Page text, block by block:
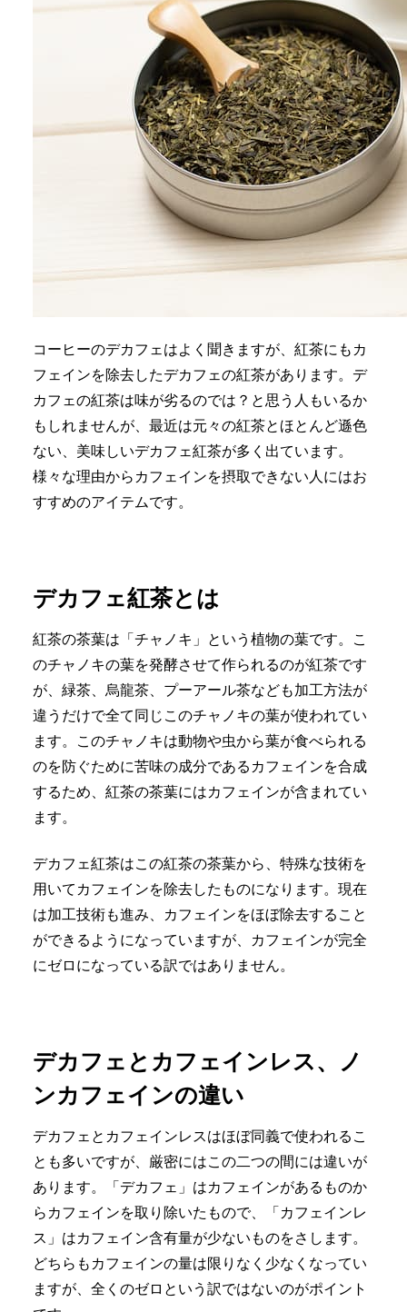
コーヒーのデカフェはよく聞きますが、紅茶にもカ
フェインを除去したデカフェの紅茶があります。デ
カフェの紅茶は味が劣るのでは？と思う人もいるか
もしれませんが、最近は元々の紅茶とほとんど遜色
ない、美味しいデカフェ紅茶が多く出ています。
様々な理由からカフェインを摂取できない人にはお
すすめのアイテムです。
デカフェ紅茶とは
紅茶の茶葉は「チャノキ」という植物の葉です。こ
のチャノキの葉を発酵させて作られるのが紅茶です
が、緑茶、烏龍茶、プーアール茶なども加工方法が
違うだけで全て同じこのチャノキの葉が使われてい
ます。このチャノキは動物や虫から葉が食べられる
のを防ぐために苦味の成分であるカフェインを合成
するため、紅茶の茶葉にはカフェインが含まれてい
ます。
デカフェ紅茶はこの紅茶の茶葉から、特殊な技術を
用いてカフェインを除去したものになります。現在
は加工技術も進み、カフェインをほぼ除去すること
ができるようになっていますが、カフェインが完全
にゼロになっている訳ではありません。
デカフェとカフェインレス、ノ
ンカフェインの違い
デカフェとカフェインレスはほぼ同義で使われるこ
とも多いですが、厳密にはこの二つの間には違いが
あります。「デカフェ」はカフェインがあるものか
らカフェインを取り除いたもので、「カフェインレ
ス」はカフェイン含有量が少ないものをさします。
どちらもカフェインの量は限りなく少なくなってい
ますが、全くのゼロという訳ではないのがポイント